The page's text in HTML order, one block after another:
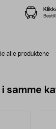
alle produktene
samme